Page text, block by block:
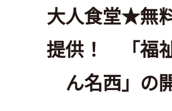
大人食堂★無
提供！ 「福
ん名西」の